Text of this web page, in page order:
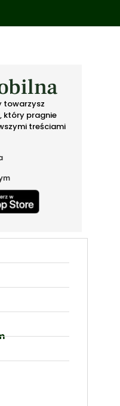
towarzysz
który pragnie
treściami